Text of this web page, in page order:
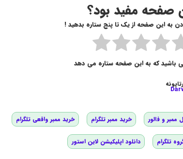
صفحه مفید بود؟
به این صفحه از یک تا پنج ستاره بدهید !
باشید که به این صفحه ستاره می دهد
ممبر و فالور خرید ممبر تلگرام خرید ممبر واقعی تلگرام
تلگرام دانلود اپلیکیشن لاین استور